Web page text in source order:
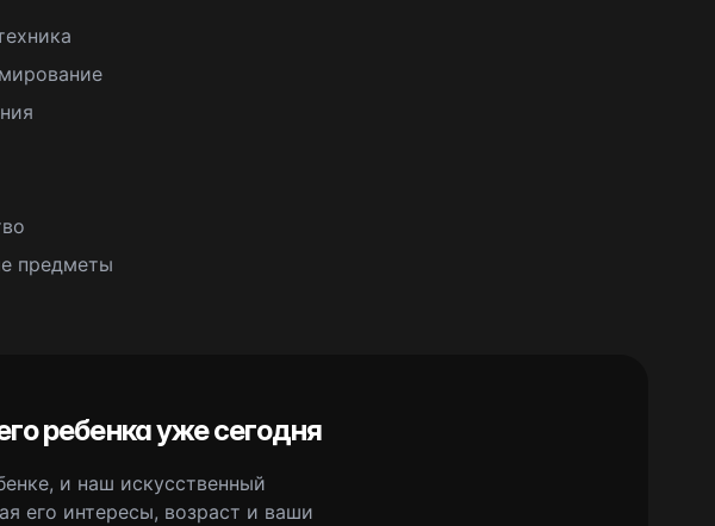
предметы
ребенка уже сегодня
и наш искусственный
его интересы, возраст и ваши